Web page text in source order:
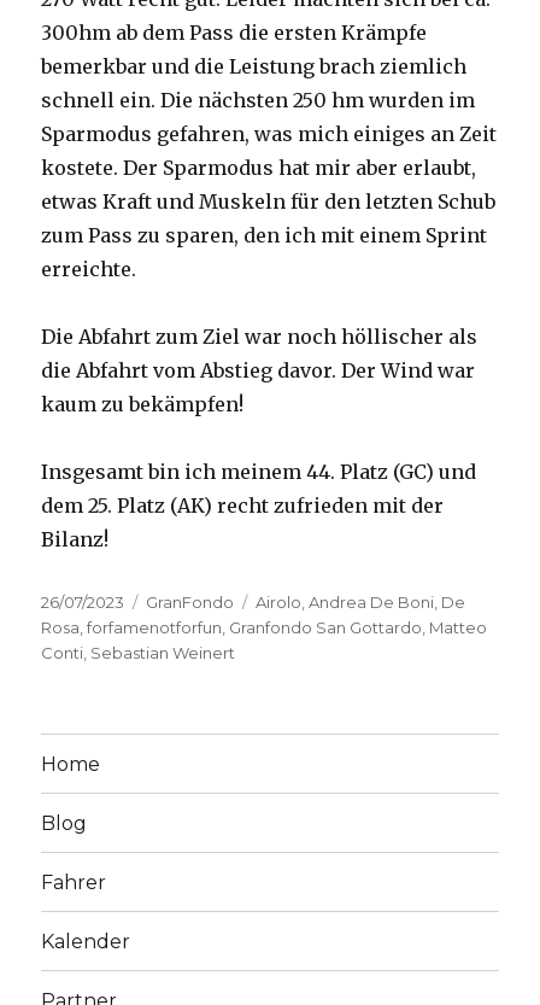
300hm ab dem Pass die ersten Krämpfe
bemerkbar und die Leistung brach ziemlich
schnell ein. Die nächsten 250 hm wurden im
Sparmodus gefahren, was mich einiges an Zeit
kostete. Der Sparmodus hat mir aber erlaubt,
etwas Kraft und Muskeln für den letzten Schub
zum Pass zu sparen, den ich mit einem Sprint
erreichte.
Die Abfahrt zum Ziel war noch höllischer als
die Abfahrt vom Abstieg davor. Der Wind war
kaum zu bekämpfen!
Insgesamt bin ich meinem 44. Platz (GC) und
dem 25. Platz (AK) recht zufrieden mit der
Bilanz!
Posted
on
26/07/2023 Categories
GranFondo Tags
Airolo,Andrea De Boni, De
Rosa,forfamenotforfun, Granfondo San Gottardo, Matteo
Conti, Sebastian Weinert
Home
Blog
Fahrer
Kalender